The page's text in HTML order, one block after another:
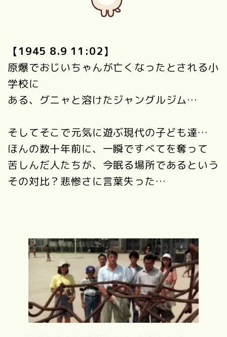
【1945 8.9 11:02】
原爆でおじいちゃんが亡くなったとされる小
学校に
ある、グニャと溶けたジャングルジム…
そしてそこで元気に遊ぶ現代の子ども達…
ほんの数十年前に、一瞬ですべてを奪って
苦しんだ人たちが、今眠る場所であるという
その対比？悲惨さに言葉失った…